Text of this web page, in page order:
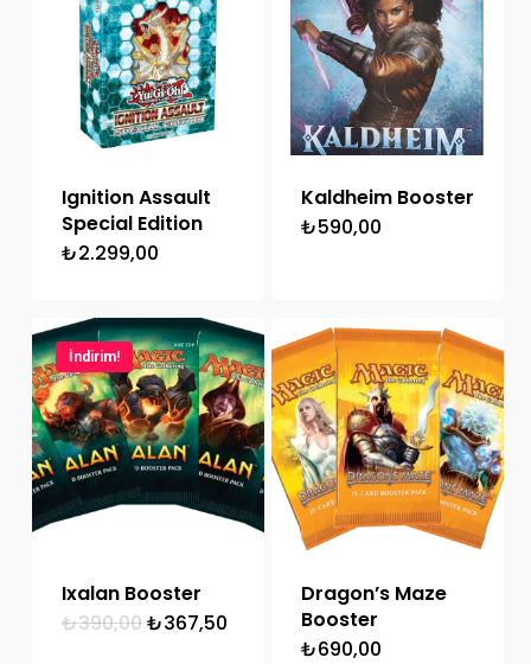
Ignition Assault
Special Edition
₺2.299,00
Kaldheim Booster
₺590,00
İndirim!
Ixalan Booster
₺390,00Orijinal
₺367,50Şu
Dragon’s Maze
Booster
₺690,00